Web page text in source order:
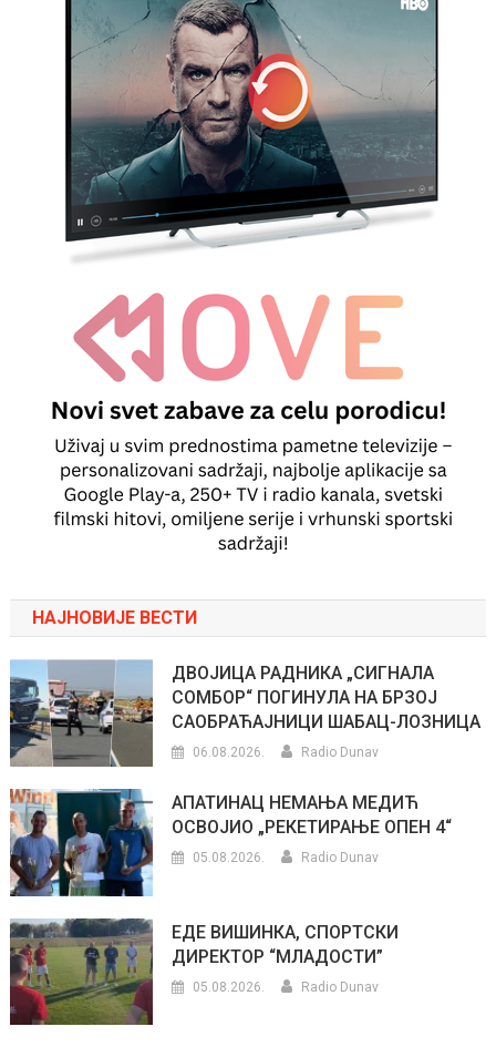
НАЈНОВИЈЕ ВЕСТИ
ДВОЈИЦА РАДНИКА „СИГНАЛА
СОМБОР“ ПОГИНУЛА НА БРЗОЈ
САОБРАЋАЈНИЦИ ШАБАЦ-ЛОЗНИЦА
06.08.2026. Radio Dunav
АПАТИНАЦ НЕМАЊА МЕДИЋ
ОСВОЈИО „РЕКЕТИРАЊЕ ОПЕН 4“
05.08.2026. Radio Dunav
ЕДЕ ВИШИНКА, СПОРТСКИ
ДИРЕКТОР “МЛАДОСТИ”
05.08.2026. Radio Dunav